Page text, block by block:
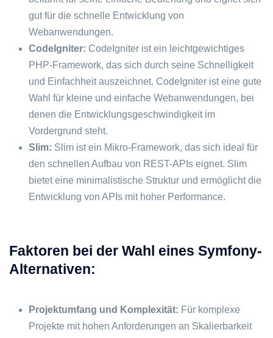
gut für die schnelle Entwicklung von
Webanwendungen.
CodeIgniter: CodeIgniter ist ein leichtgewichtiges
PHP-Framework, das sich durch seine Schnelligkeit
und Einfachheit auszeichnet. CodeIgniter ist eine gute
Wahl für kleine und einfache Webanwendungen, bei
denen die Entwicklungsgeschwindigkeit im
Vordergrund steht.
Slim: Slim ist ein Mikro-Framework, das sich ideal für
den schnellen Aufbau von REST-APIs eignet. Slim
bietet eine minimalistische Struktur und ermöglicht die
Entwicklung von APIs mit hoher Performance.
Faktoren bei der Wahl eines Symfony-
Alternativen:
Projektumfang und Komplexität: Für komplexe
Projekte mit hohen Anforderungen an Skalierbarkeit